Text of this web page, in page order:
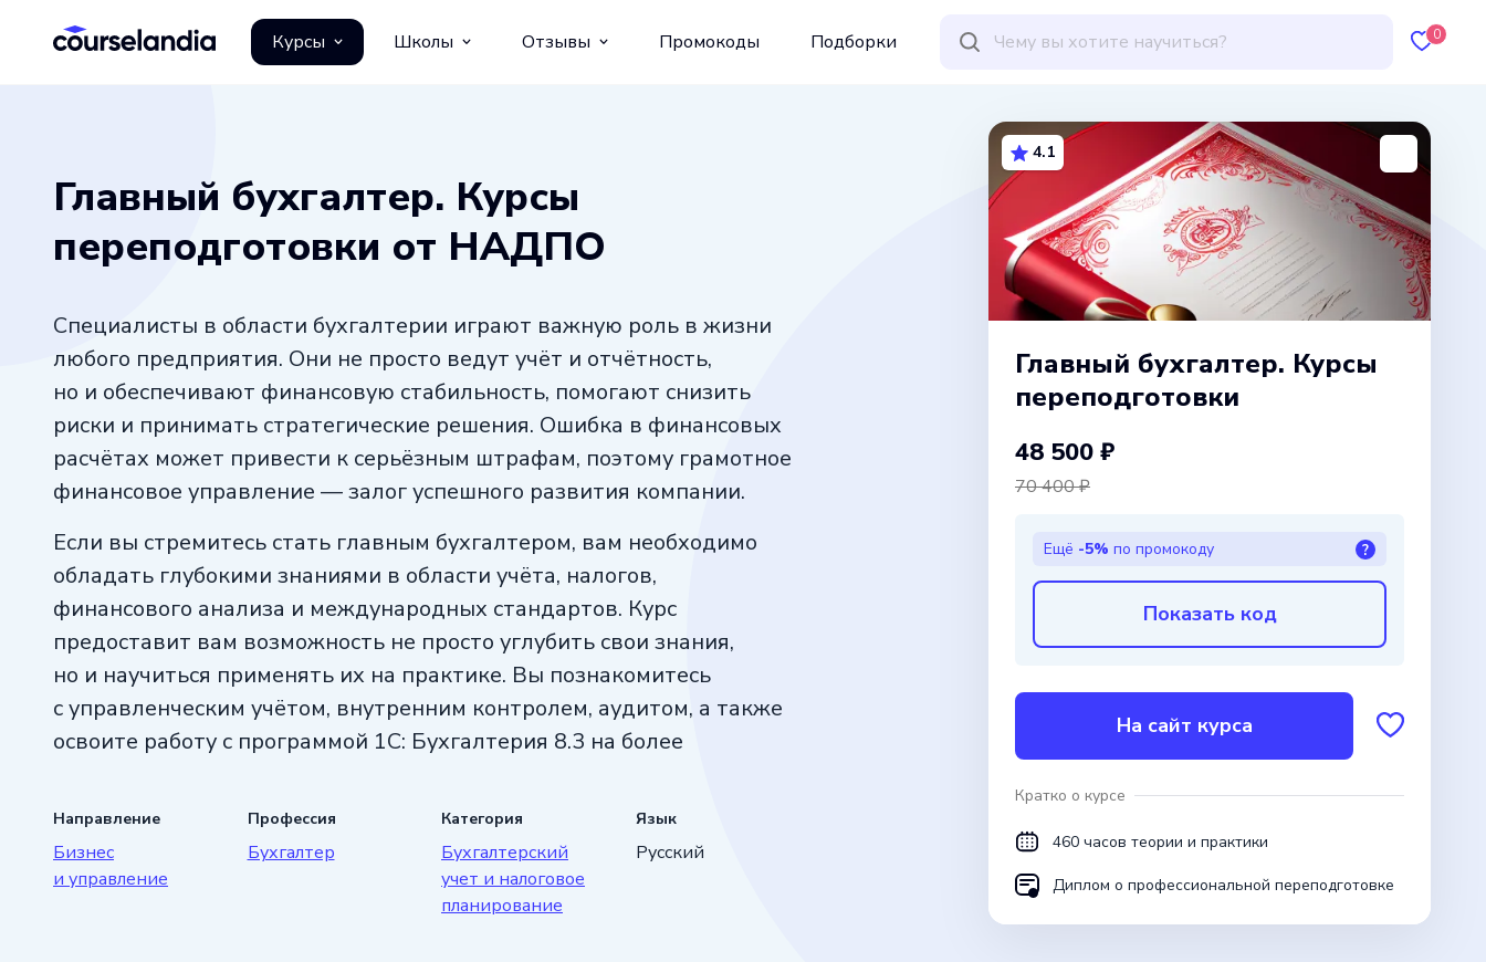
Курсы Школы Отзывы Промокоды Подборки 0
Главный бухгалтер. Курсы
переподготовки от НАДПО
Специалисты в области бухгалтерии играют важную роль в жизни
любого предприятия. Они не просто ведут учёт и отчётность,
но и обеспечивают финансовую стабильность, помогают снизить
риски и принимать стратегические решения. Ошибка в финансовых
расчётах может привести к серьёзным штрафам, поэтому грамотное
финансовое управление — залог успешного развития компании.
Если вы стремитесь стать главным бухгалтером, вам необходимо
обладать глубокими знаниями в области учёта, налогов,
финансового анализа и международных стандартов. Курс
предоставит вам возможность не просто углубить свои знания,
но и научиться применять их на практике. Вы познакомитесь
с управленческим учётом, внутренним контролем, аудитом, а также
освоите работу с программой 1С: Бухгалтерия 8.3 на более
Не упустите шанс стать востребованным специалистом в области
бухгалтерии, который способен не только вести учёт,
но и эффективно управлять финансами компании.
Направление
Бизнес
и управление
Профессия
Бухгалтер
Категория
Бухгалтерский
учет и налоговое
планирование
Язык
Русский
4.1
Главный бухгалтер. Курсы
переподготовки
48 500 ₽
70 400 ₽
Ещё -5% по промокоду ?
Показать код
На сайт курса
Кратко о курсе
460 часов теории и практики
Диплом о профессиональной переподготовке